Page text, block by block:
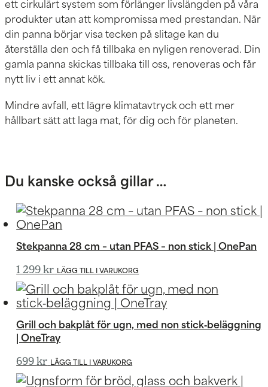
produkter utan att kompromissa med prestandan. När
din panna börjar visa tecken på slitage kan du
återställa den och få tillbaka en nyligen renoverad. Din
gamla panna skickas tillbaka till oss, renoveras och får
nytt liv i ett annat kök.
Mindre avfall, ett lägre klimatavtryck och ett mer
hållbart sätt att laga mat, för dig och för planeten.
Du kanske också gillar …
Stekpanna 28 cm – utan PFAS – non stick | OnePan
1 299kr LÄGG TILL I VARUKORG
Grill och bakplåt för ugn, med non stick‑beläggning
| OneTray
699kr LÄGG TILL I VARUKORG